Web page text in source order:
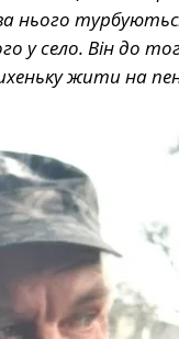
нього
у село. Він до
жити на